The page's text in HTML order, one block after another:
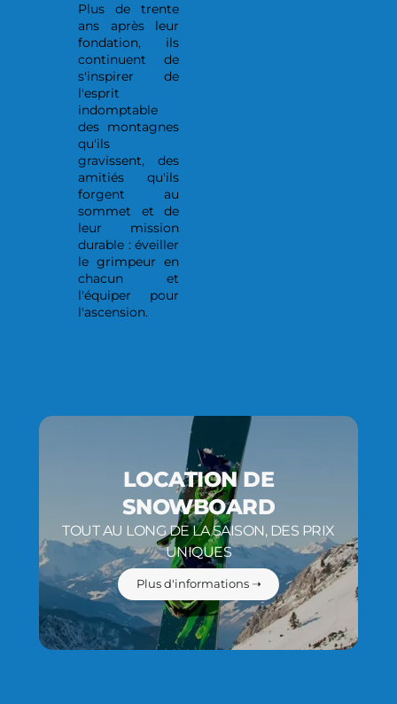
Plus de trente
ans après leur
fondation, ils
continuent de
s'inspirer de
l'esprit
indomptable
des montagnes
qu'ils
gravissent, des
amitiés qu'ils
forgent au
sommet et de
leur mission
durable : éveiller
le grimpeur en
chacun et
l'équiper pour
l'ascension.
LOCATION DE
SNOWBOARD
TOUT AU LONG DE LA SAISON, DES PRIX
UNIQUES
Plus d'informations ➝